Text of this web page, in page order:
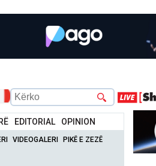
EDITORIAL OPINION
VIDEOGALERI PIKË E ZEZË